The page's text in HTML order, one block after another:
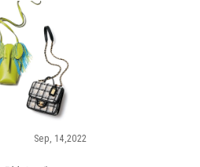
Sep, 14,2022